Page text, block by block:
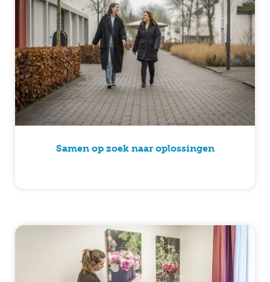
Samen op zoek naar oplossingen